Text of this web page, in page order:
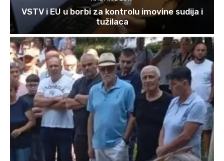
VSTV i EU u borbi za kontrolu imovine sudija i
tužilaca